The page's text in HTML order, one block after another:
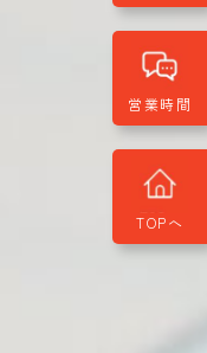
営業時間
TOPへ